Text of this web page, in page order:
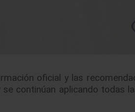
oficial y las
continúan aplicando todas